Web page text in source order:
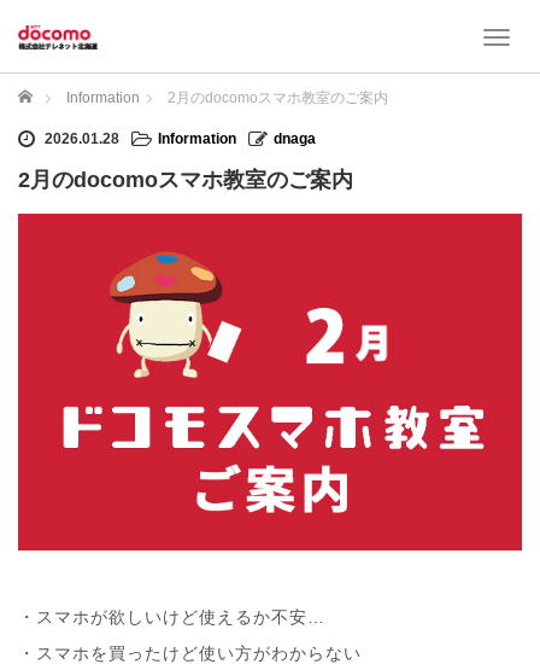
T
ホーム Information 2月のdocomoスマホ教室のご案内
2026.01.28 Information dnaga
2月のdocomoスマホ教室のご案内
・スマホが欲しいけど使えるか不安…
・スマホを買ったけど使い方がわからない